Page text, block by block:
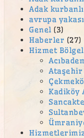
Eyüp Sultan
Fatih
Adak
avrupa yakası
Genel (3)
Haberler (27)
Hizmet
Ataşehir
Kadiköy